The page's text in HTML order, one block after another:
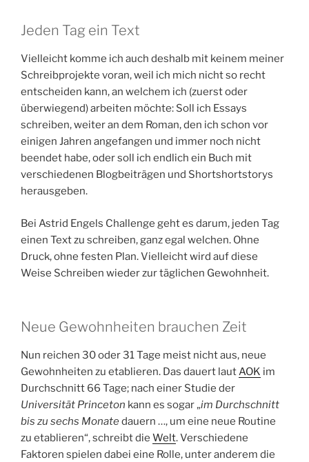
Jeden Tag ein Text
Vielleicht komme ich auch deshalb mit keinem meiner
Schreibprojekte voran, weil ich mich nicht so recht
entscheiden kann, an welchem ich (zuerst oder
überwiegend) arbeiten möchte: Soll ich Essays
schreiben, weiter an dem Roman, den ich schon vor
einigen Jahren angefangen und immer noch nicht
beendet habe, oder soll ich endlich ein Buch mit
verschiedenen Blogbeiträgen und Shortshortstorys
herausgeben.
Bei Astrid Engels Challenge geht es darum, jeden Tag
einen Text zu schreiben, ganz egal welchen. Ohne
Druck, ohne festen Plan. Vielleicht wird auf diese
Weise Schreiben wieder zur täglichen Gewohnheit.
Neue Gewohnheiten brauchen Zeit
Nun reichen 30 oder 31 Tage meist nicht aus, neue
Gewohnheiten zu etablieren. Das dauert lautAOK im
Durchschnitt 66 Tage; nach einer Studie der
Universität Princeton kann es sogar „im Durchschnitt
bis zu sechs Monatedauern …, um eine neue Routine
zu etablieren“, schreibt die Welt. Verschiedene
Faktoren spielen dabei eine Rolle, unter anderem die